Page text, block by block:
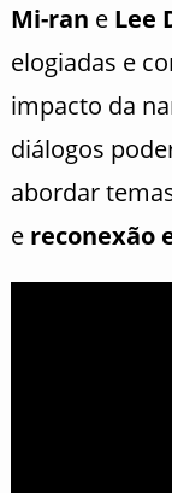
Mi-ran e Lee
elogiadas e
impacto da
diálogos
abordar
e reconexão